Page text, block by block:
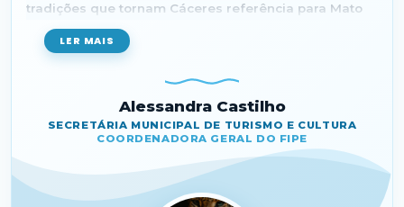
tradições que tornam Cáceres referência para Mato
Grosso e para o Brasil.
Coordenar um evento dessa grandiosidade exige
planejamento, dedicação e união de muitas mãos.
bem os pescadores, visitantes, famílias e toda a
população. O FIPe movimenta a economia, fortalece o
turismo, valoriza a cultura local e mostra a
capacidade de Cáceres realizar um dos maiores e
mais importantes eventos de pesca esportiva em
LER MAIS
Alessandra Castilho
SECRETÁRIA MUNICIPAL DE TURISMO E CULTURA
COORDENADORA GERAL DO FIPE